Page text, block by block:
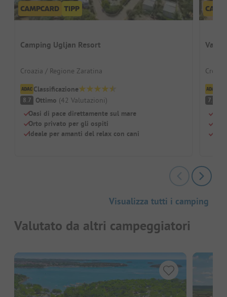
Camping Ugljan Resort
Croazia / Regione Zaratina
Classificazione
8.7 Ottimo (42 Valutazioni)
Oasi di pace direttamente sul mare
Orto privato per gli ospiti
Ideale per amanti del relax con cani
7.7
Visualizza tutti i camping
Valutato da altri campeggiatori